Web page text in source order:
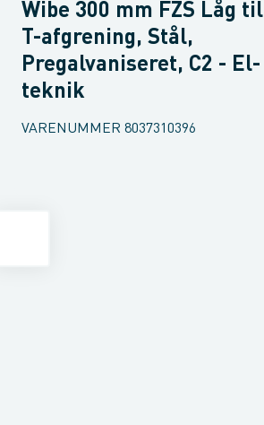
Wibe 300 mm FZS Låg til
T-afgrening, Stål,
Pregalvaniseret, C2 - El-
teknik
VARENUMMER 8037310396